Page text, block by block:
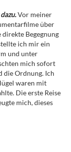
Vor meiner
über
direkte Begegnung
ich mir ein
und unter
mich sofort
die Ordnung. Ich
waren mit
Die erste Reise
mich, dieses